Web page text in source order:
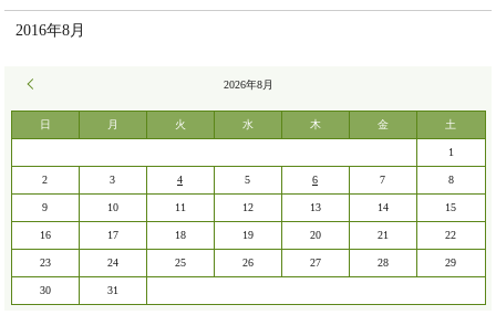
2016年8月
2026年8月
日 月 火 水 木 金 土
1
2 3 4 5 6 7 8
9 10 11 12 13 14 15
16 17 18 19 20 21 22
23 24 25 26 27 28 29
30 31